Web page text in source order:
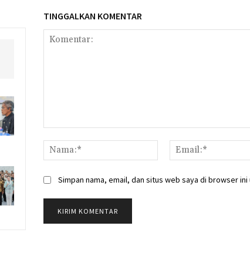
TINGGALKAN KOMENTAR
Nama:*
Simpan nama, email, dan situs web saya di browser